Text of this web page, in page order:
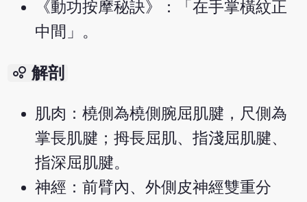
《動功按摩秘訣》：「在手掌橫紋正
中間」。
bubble_chart 解剖
肌肉：橈側為橈側腕屈肌腱，尺側為
掌長肌腱；拇長屈肌、指淺屈肌腱、
指深屈肌腱。
神經：前臂內、外側皮神經雙重分